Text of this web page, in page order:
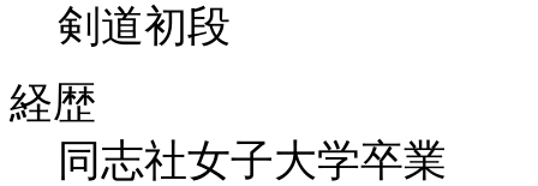
剣道初段
経歴
同志社女子大学卒業